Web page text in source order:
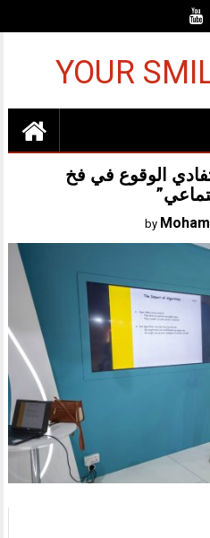
YOUR
لتفادي الوقوع في فخ